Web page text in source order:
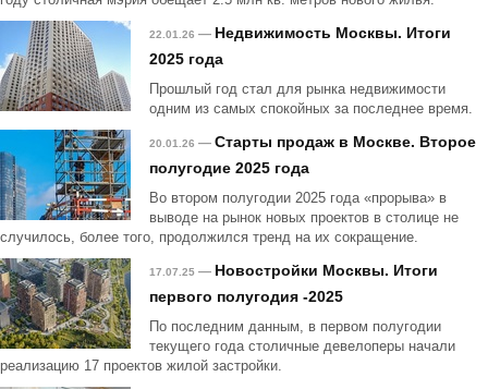
22.01.26 — Недвижимость Москвы. Итоги
2025 года
Прошлый год стал для рынка недвижимости
одним из самых спокойных за последнее время.
20.01.26 — Старты продаж в Москве. Второе
полугодие 2025 года
Во втором полугодии 2025 года «прорыва» в
выводе на рынок новых проектов в столице не
случилось, более того, продолжился тренд на их сокращение.
17.07.25 — Новостройки Москвы. Итоги
первого полугодия -2025
По последним данным, в первом полугодии
текущего года столичные девелоперы начали
реализацию 17 проектов жилой застройки.